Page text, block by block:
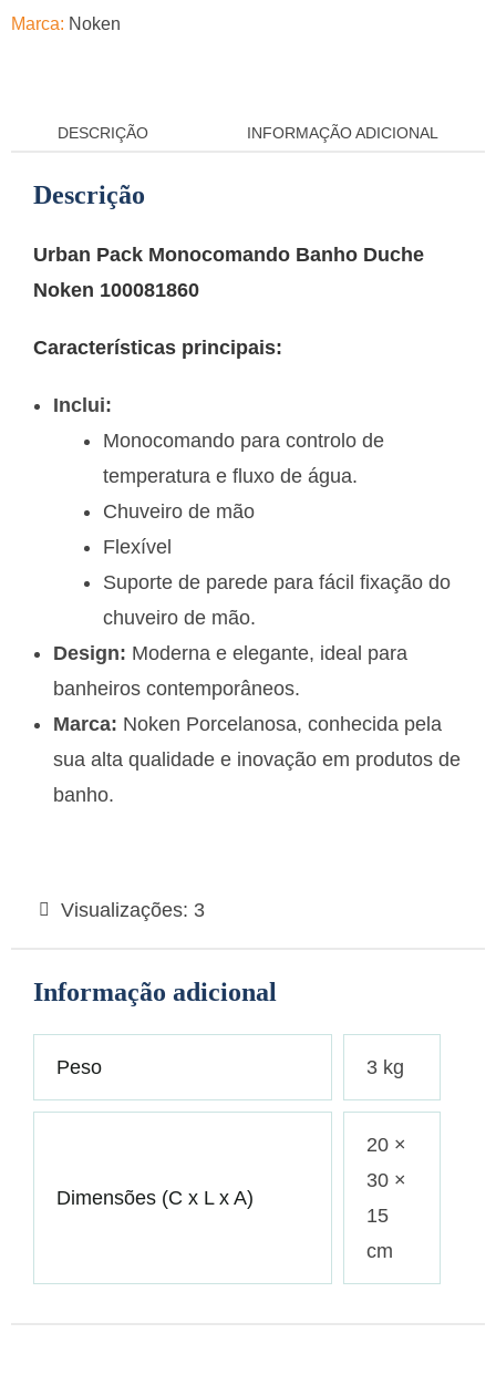
Marca: Noken
DESCRIÇÃO INFORMAÇÃO ADICIONAL
Descrição
Urban Pack Monocomando Banho Duche
Noken 100081860
Características principais:
Inclui:
Monocomando para controlo de
temperatura e fluxo de água.
Chuveiro de mão
Flexível
Suporte de parede para fácil fixação do
chuveiro de mão.
Design: Moderna e elegante, ideal para
banheiros contemporâneos.
Marca: Noken Porcelanosa, conhecida pela
sua alta qualidade e inovação em produtos de
banho.
Visualizações: 3
Informação adicional
Peso 3 kg
Dimensões (C x L x A)
20 ×
30 ×
15
cm